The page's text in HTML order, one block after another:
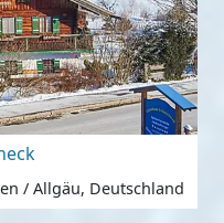
/ Allgäu, Deutschland